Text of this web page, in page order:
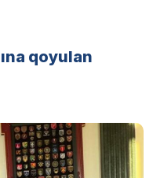
qoyulan